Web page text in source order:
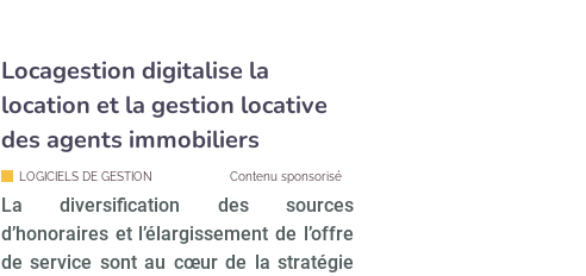
Locagestion digitalise la
location et la gestion locative
des agents immobiliers
LOGICIELS DE GESTION Contenu sponsorisé
La diversification des sources
d’honoraires et l’élargissement de l’offre
de service sont au cœur de la stratégie